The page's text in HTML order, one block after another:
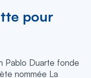
pour
Pablo Duarte fonde
nommée La